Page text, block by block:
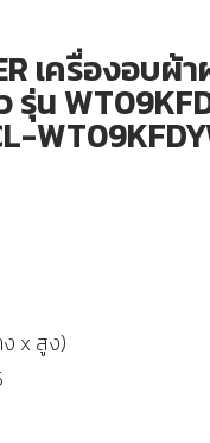
เครื่องอบผ้
รุ่น
x สูง)